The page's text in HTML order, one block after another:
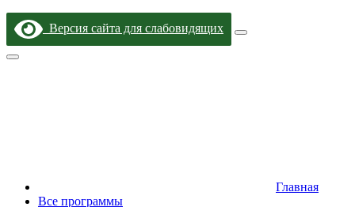
Версия сайта для слабовидящих
Главная
Все программы